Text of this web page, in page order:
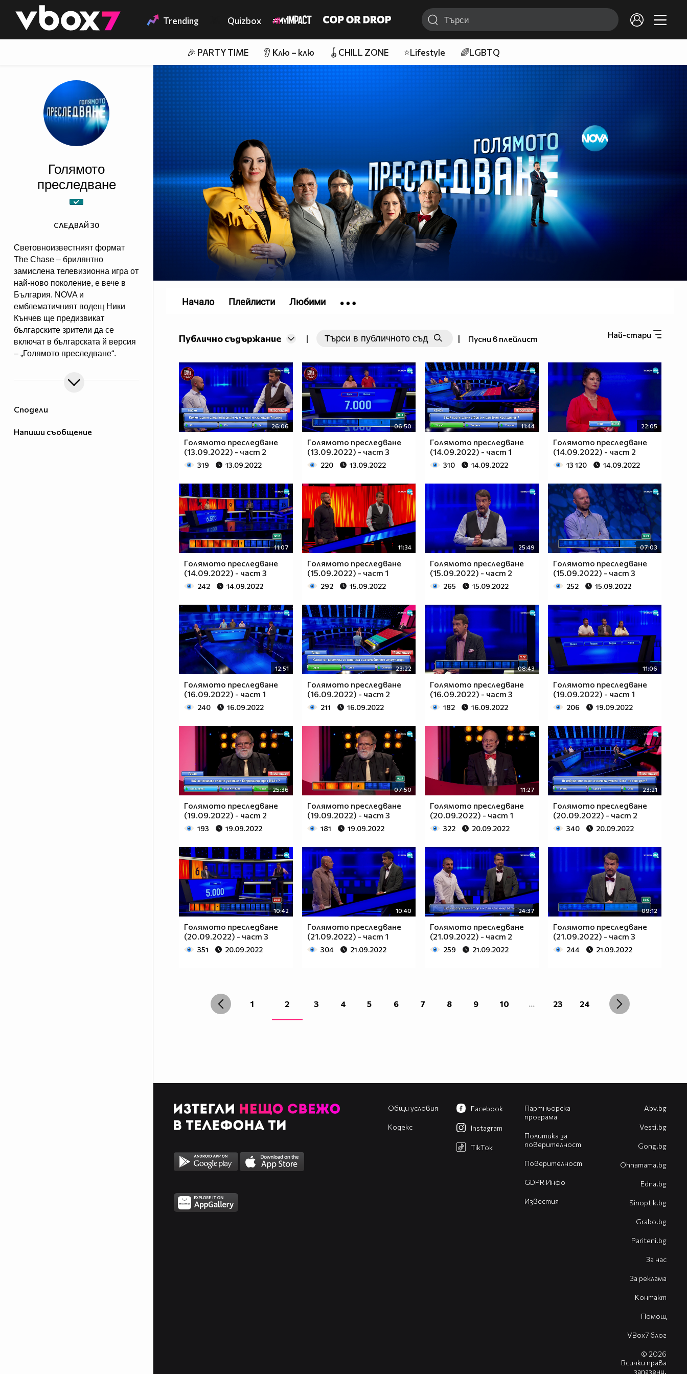
👾 Trending Quizbox
🎉 PARTY TIME 👂 Клю – клю 🪀CHILL ZONE ⭐Lifestyle 🌈LGBTQ
Сподели
Напиши съобщение
Голямото
преследване
Световноизвестният формат
The Chase – брилянтно
замислена телевизионна игра от
най-ново поколение, e вече в
България. NOVA и
емблематичният водещ Ники
Кънчев ще предизвикат
българските зрители да се
включат в българската й версия
– „Голямото преследване“.
от 18:00 ч. знанието ще бъде
издигнато в култ, а Ники Кънчев
големите умове у нас.
СЛЕДВАЙ 30
Най-стари
Публично съдържание | | Пусни в плейлист
26:06
Голямото преследване
(13.09.2022) - част 2
319 13.09.2022
06:50
Голямото преследване
(13.09.2022) - част 3
220 13.09.2022
11:44
Голямото преследване
(14.09.2022) - част 1
310 14.09.2022
22:05
Голямото преследване
(14.09.2022) - част 2
13 120 14.09.2022
11:07
Голямото преследване
(14.09.2022) - част 3
242 14.09.2022
11:34
Голямото преследване
(15.09.2022) - част 1
292 15.09.2022
25:49
Голямото преследване
(15.09.2022) - част 2
265 15.09.2022
07:03
Голямото преследване
(15.09.2022) - част 3
252 15.09.2022
12:51
Голямото преследване
(16.09.2022) - част 1
240 16.09.2022
23:22
Голямото преследване
(16.09.2022) - част 2
211 16.09.2022
08:43
Голямото преследване
(16.09.2022) - част 3
182 16.09.2022
11:06
Голямото преследване
(19.09.2022) - част 1
206 19.09.2022
25:36
Голямото преследване
(19.09.2022) - част 2
193 19.09.2022
07:50
Голямото преследване
(19.09.2022) - част 3
181 19.09.2022
11:27
Голямото преследване
(20.09.2022) - част 1
322 20.09.2022
23:21
Голямото преследване
(20.09.2022) - част 2
340 20.09.2022
10:42
Голямото преследване
(20.09.2022) - част 3
351 20.09.2022
10:40
Голямото преследване
(21.09.2022) - част 1
304 21.09.2022
24:37
Голямото преследване
(21.09.2022) - част 2
259 21.09.2022
09:12
Голямото преследване
(21.09.2022) - част 3
244 21.09.2022
1 2 3 4 5 6 7 8 9 10 ... 23 24
Начало Плейлисти Любими
Общи условия
Кодекс
Партньорска
програма
Политика за
поверителност
Поверителност
GDPR Инфо
Известия
Facebook
Instagram
TikTok
Abv.bg
Vesti.bg
Gong.bg
Оhnamama.bg
Edna.bg
Sinoptik.bg
Grabo.bg
Pariteni.bg
За нас
За реклама
Контакт
Помощ
VBox7 блог
© 2026
Всички права
запазени.